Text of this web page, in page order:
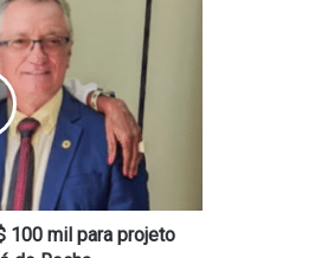
100 mil para projeto